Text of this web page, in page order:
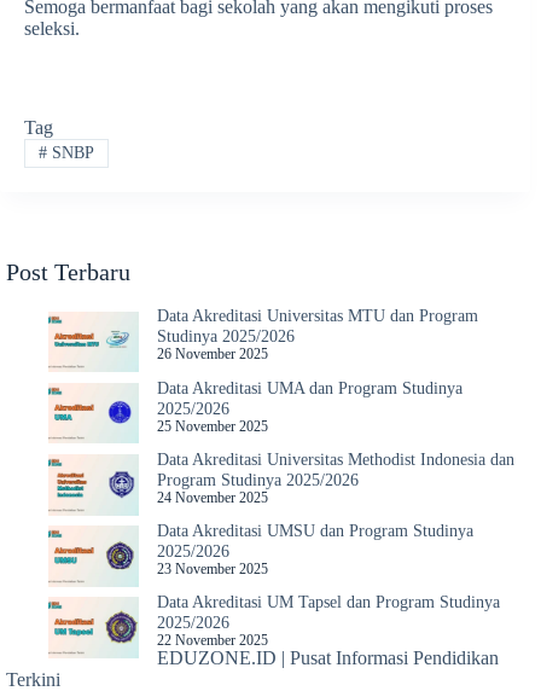
Semoga bermanfaat bagi sekolah yang akan mengikuti proses
seleksi.
Tag
#SNBP
Post Terbaru
Data Akreditasi Universitas MTU dan Program
Studinya 2025/2026
26 November 2025
Data Akreditasi UMA dan Program Studinya
2025/2026
25 November 2025
Data Akreditasi Universitas Methodist Indonesia dan
Program Studinya 2025/2026
24 November 2025
Data Akreditasi UMSU dan Program Studinya
2025/2026
23 November 2025
Data Akreditasi UM Tapsel dan Program Studinya
2025/2026
22 November 2025
EDUZONE.ID | Pusat Informasi Pendidikan
Terkini